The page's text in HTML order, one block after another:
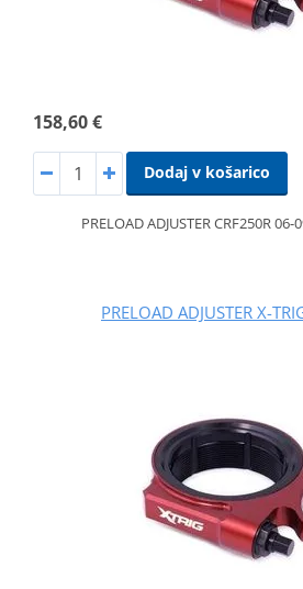
158,60 €
Dodaj v košarico
PRELOAD ADJUSTER CRF250R 06-
PRELOAD ADJUSTER X-